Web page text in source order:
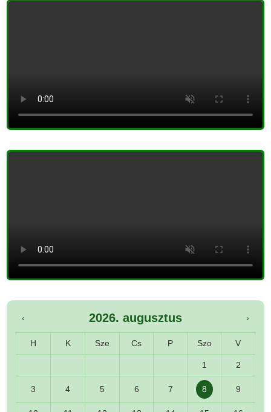
‹ 2026. augusztus ›
H K Sze Cs P Szo V
1 2
3 4 5 6 7 8 9